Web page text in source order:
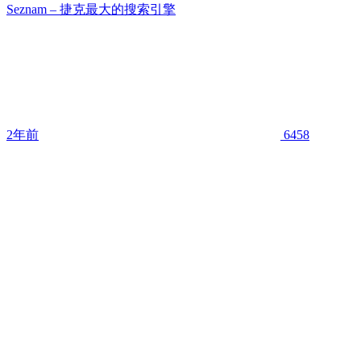
Seznam – 捷克最大的搜索引擎
2年前 6458